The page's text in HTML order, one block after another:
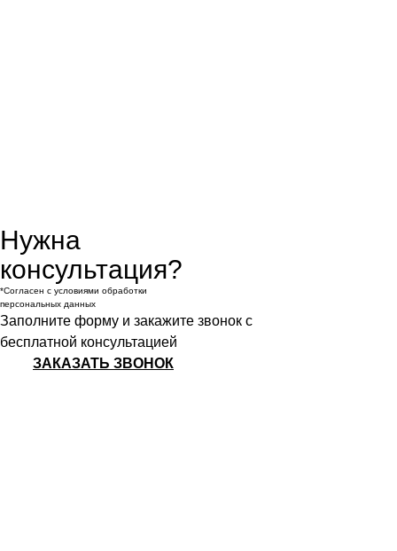
Нужна
консультация?
*Согласен с условиями обработки
персональных данных
Заполните форму и закажите звонок с
бесплатной консультацией
ЗАКАЗАТЬ ЗВОНОК